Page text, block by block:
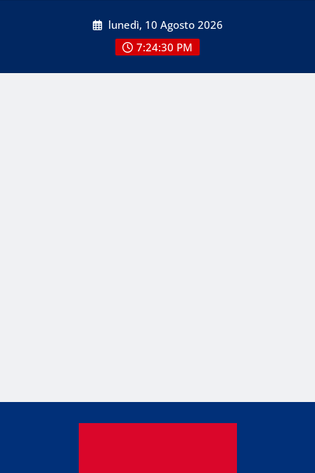
lunedì, 10 Agosto 2026
7:24:30 PM